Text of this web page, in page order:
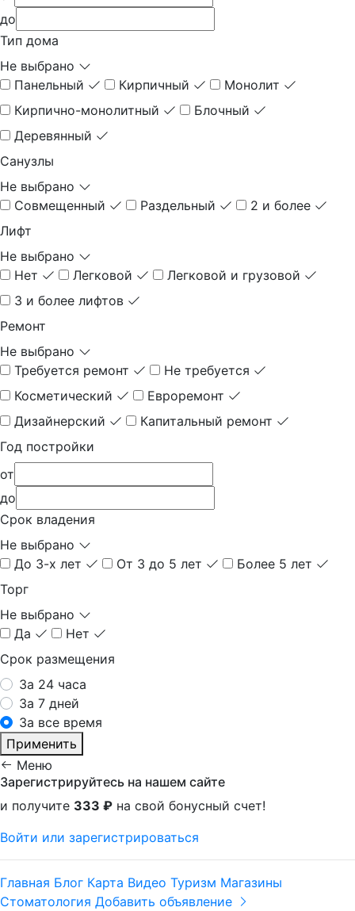
до
Тип дома
Не выбрано
Панельный
Кирпичный
Монолит
Кирпично-монолитный
Блочный
Деревянный
Санузлы
Не выбрано
Совмещенный
Раздельный
2 и более
Лифт
Не выбрано
Нет
Легковой
Легковой и грузовой
3 и более лифтов
Ремонт
Не выбрано
Требуется ремонт
Не требуется
Косметический
Евроремонт
Дизайнерский
Капитальный ремонт
Год постройки
от
до
Срок владения
Не выбрано
До 3-х лет
От 3 до 5 лет
Более 5 лет
Торг
Не выбрано
Да
Нет
Срок размещения
За 24 часа
За 7 дней
За все время
Применить
Меню
Зарегистрируйтесь на нашем сайте
и получите 333 ₽ на свой бонусный счет!
Войти или зарегистрироваться
Главная Блог Карта Видео Туризм Магазины
Стоматология Добавить объявление